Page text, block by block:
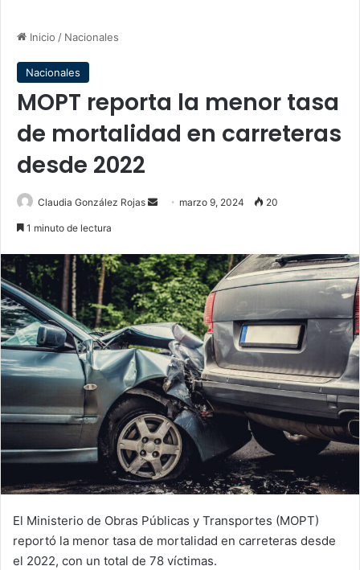
Inicio / Nacionales
Nacionales
MOPT reporta la menor tasa
de mortalidad en carreteras
desde 2022
Claudia González Rojas
Send marzo 9, 2024 20
1 minuto de lectura
El Ministerio de Obras Públicas y Transportes (MOPT)
reportó la menor tasa de mortalidad en carreteras desde
el 2022, con un total de 78 víctimas.